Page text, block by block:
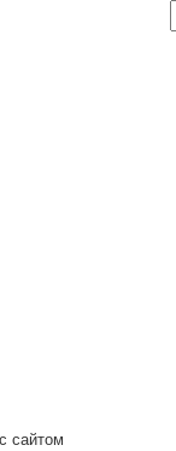
сайтом